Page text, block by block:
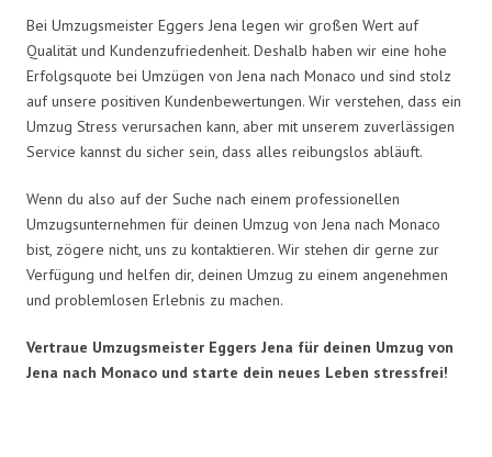
Bei Umzugsmeister Eggers Jena legen wir großen Wert auf
Qualität und Kundenzufriedenheit. Deshalb haben wir eine hohe
Erfolgsquote bei Umzügen von Jena nach Monaco und sind stolz
auf unsere positiven Kundenbewertungen. Wir verstehen, dass ein
Umzug Stress verursachen kann, aber mit unserem zuverlässigen
Service kannst du sicher sein, dass alles reibungslos abläuft.
Wenn du also auf der Suche nach einem professionellen
Umzugsunternehmen für deinen Umzug von Jena nach Monaco
bist, zögere nicht, uns zu kontaktieren. Wir stehen dir gerne zur
Verfügung und helfen dir, deinen Umzug zu einem angenehmen
und problemlosen Erlebnis zu machen.
Vertraue Umzugsmeister Eggers Jena für deinen Umzug von
Jena nach Monaco und starte dein neues Leben stressfrei!